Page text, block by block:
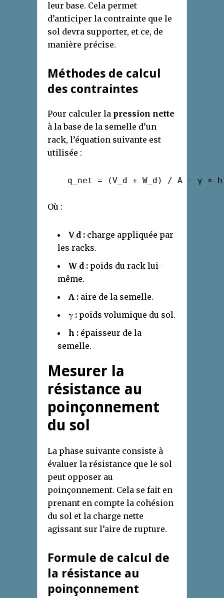
leur base. Cela permet
d’anticiper la contrainte que le
sol devra supporter, et ce, de
manière précise.
Méthodes de calcul
des contraintes
Pour calculer la pression nette
à la base de la semelle d’un
rack, l’équation suivante est
utilisée :
    q_net = (V_d + W_d) / A - γ × h
Où :
V_d : charge appliquée par
les racks.
W_d : poids du rack lui-
même.
A : aire de la semelle.
γ : poids volumique du sol.
h : épaisseur de la
semelle.
Mesurer la
résistance au
poinçonnement
du sol
La phase suivante consiste à
évaluer la résistance que le sol
peut opposer au
poinçonnement. Cela se fait en
prenant en compte la cohésion
du sol et la charge nette
agissant sur l’aire de rupture.
Formule de calcul de
la résistance au
poinçonnement